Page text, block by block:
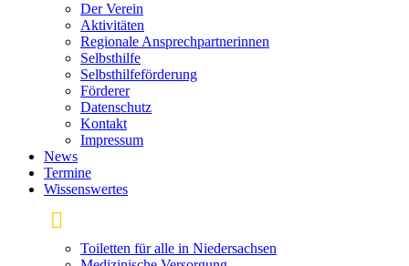
Der Verein
Aktivitäten
Regionale Ansprechpartnerinnen
Selbsthilfe
Selbsthilfeförderung
Förderer
Datenschutz
Kontakt
Impressum
News
Termine
Wissenswertes
Toiletten für alle in Niedersachsen